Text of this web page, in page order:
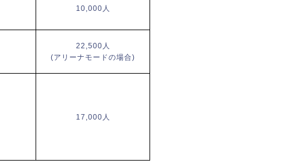
10,000人
22,500人
(アリーナモードの場合)
17,000人